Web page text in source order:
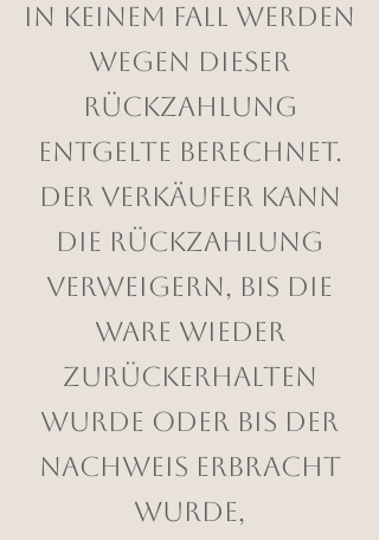
in keinem Fall werden
wegen dieser
Rückzahlung
Entgelte berechnet.
Der Verkäufer kann
die Rückzahlung
verweigern, bis die
Ware wieder
zurückerhalten
wurde oder bis der
Nachweis erbracht
wurde,